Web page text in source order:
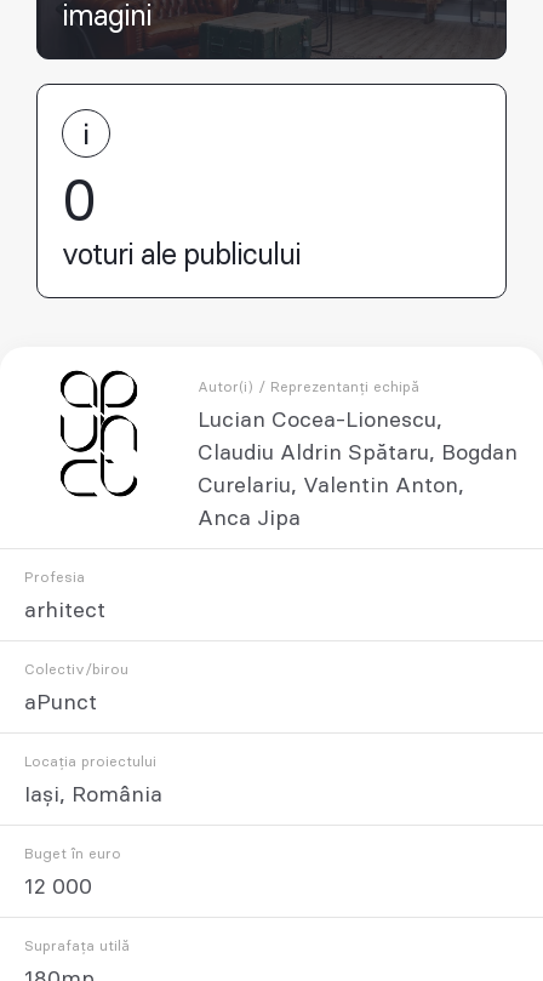
imagini
0
voturi ale publicului
Autor(i) / Reprezentanți echipă
Lucian Cocea-Lionescu,
Claudiu Aldrin Spătaru, Bogdan
Curelariu, Valentin Anton,
Anca Jipa
Profesia
arhitect
Colectiv/birou
aPunct
Locația proiectului
Iași, România
Buget în euro
12 000
Suprafața utilă